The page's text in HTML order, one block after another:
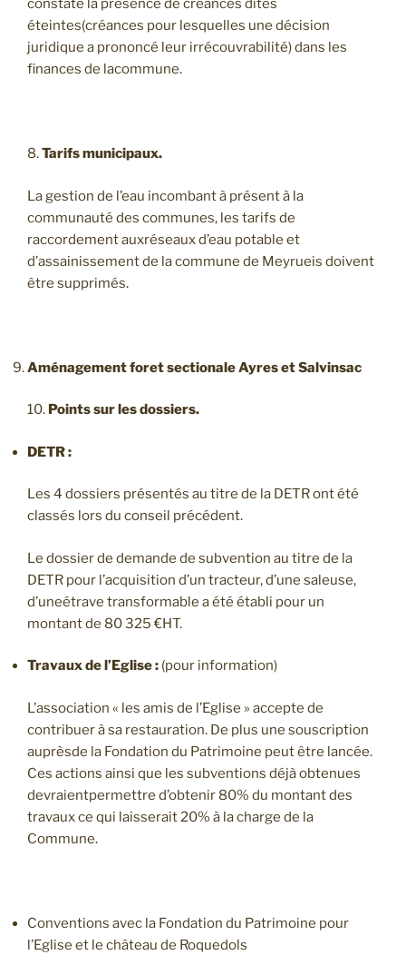
constaté la présence de créances dites
éteintes(créances pour lesquelles une décision
juridique a prononcé leur irrécouvrabilité) dans les
finances de lacommune.
8.Tarifs municipaux.
La gestion de l’eau incombant à présent à la
communauté des communes, les tarifs de
raccordement auxréseaux d’eau potable et
d’assainissement de la commune de Meyrueis doivent
être supprimés.
Aménagement foret sectionale Ayres et Salvinsac
10. Points sur les dossiers.
DETR:
Les 4 dossiers présentés au titre de la DETR ont été
classés lors du conseil précédent.
Le dossier de demande de subvention au titre de la
DETR pour l’acquisition d’un tracteur, d’une saleuse,
d’uneétrave transformable a été établi pour un
montant de 80 325 €HT.
Travaux de l’Eglise : (pour information)
L’association « les amis de l’Eglise » accepte de
contribuer à sa restauration. De plus une souscription
auprèsde la Fondation du Patrimoine peut être lancée.
Ces actions ainsi que les subventions déjà obtenues
devraientpermettre d’obtenir 80% du montant des
travaux ce qui laisserait 20% à la charge de la
Commune.
Conventions avec la Fondation du Patrimoine pour
l’Eglise et le château de Roquedols